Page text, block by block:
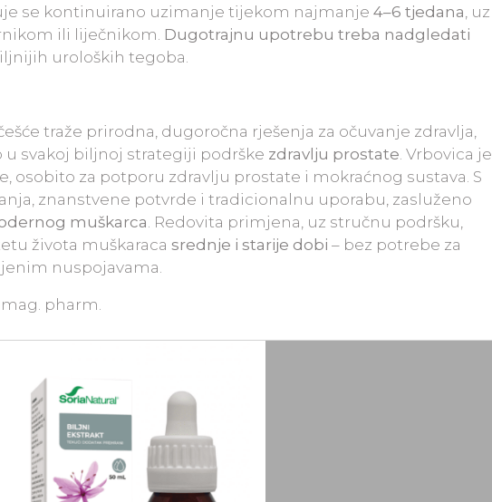
se kontinuirano uzimanje tijekom najmanje 4–6 tjedana , uz
ili liječnikom. Dugotrajnu upotrebu treba nadgledati
uroloških tegoba.
traže prirodna, dugoročna rješenja za očuvanje zdravlja,
svakoj biljnoj strategiji podrške zdravlju prostate . Vrbovica je
osobito za potporu zdravlju prostate i mokraćnog sustava. S
znanstvene potvrde i tradicionalnu uporabu, zasluženo
muškarca . Redovita primjena, uz stručnu podršku,
života muškaraca srednje i starije dobi – bez potrebe za
nuspojavama.
pharm.